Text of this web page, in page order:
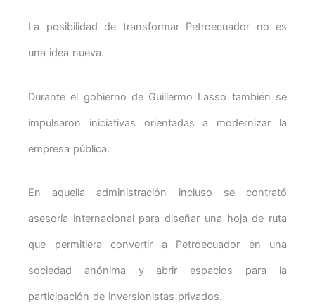
La posibilidad de transformar Petroecuador no es
una idea nueva.
Durante el gobierno de Guillermo Lasso también se
impulsaron iniciativas orientadas a modernizar la
empresa pública.
En aquella administración incluso se contrató
asesoría internacional para diseñar una hoja de ruta
que permitiera convertir a Petroecuador en una
sociedad anónima y abrir espacios para la
participación de inversionistas privados.